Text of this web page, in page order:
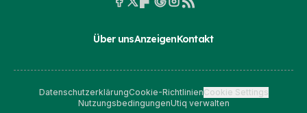
Über unsAnzeigenKontakt
DatenschutzerklärungCookie-RichtlinienCookie Settings
NutzungsbedingungenUtiq verwalten